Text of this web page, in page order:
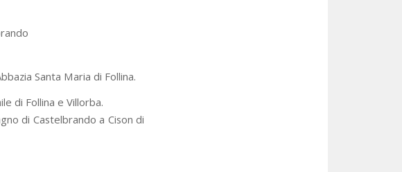
Santa Maria di Follina.
di Follina e Villorba.
di Castelbrando a Cison di